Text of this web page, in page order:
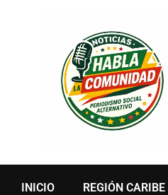
INICIO REGIÓN CARIBE